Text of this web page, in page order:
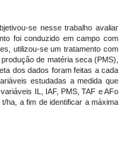
se nesse trabalho avaliar
foi conduzido em campo com
utilizou-se um tratamento com
de matéria seca (PMS),
dos dados foram feitas a cada
estudadas a medida que
IL, IAF, PMS, TAF e AFo
ha, a fim de identificar a máxima